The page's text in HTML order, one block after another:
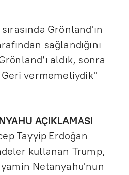
Grönland'ın
sağlandığını
aldık, sonra
vermemeliydik"
AÇIKLAMASI
Tayyip Erdoğan
kullanan Trump,
Netanyahu'nun